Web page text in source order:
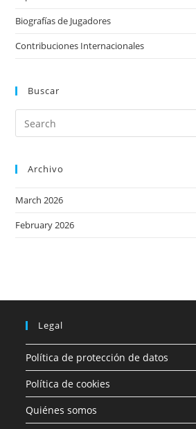
Biografías de Jugadores
Contribuciones Internacionales
Buscar
Archivo
March 2026
February 2026
Legal
Política de protección de datos
Política de cookies
Quiénes somos